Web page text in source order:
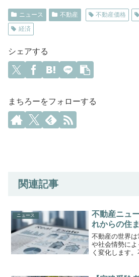
ニュース 不動産 不動産価格
経済
シェアする
まちろーをフォローする
関連記事
ニュース
不動産ニュ
れからの住
不動産の世界
や社会情勢に
く変化します